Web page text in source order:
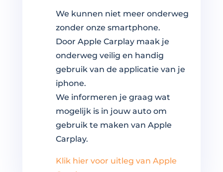
We kunnen niet meer onderweg
zonder onze smartphone.
Door Apple Carplay maak je
onderweg veilig en handig
gebruik van de applicatie van je
iphone.
We informeren je graag wat
mogelijk is in jouw auto om
gebruik te maken van Apple
Carplay.
Klik hier voor uitleg van Apple